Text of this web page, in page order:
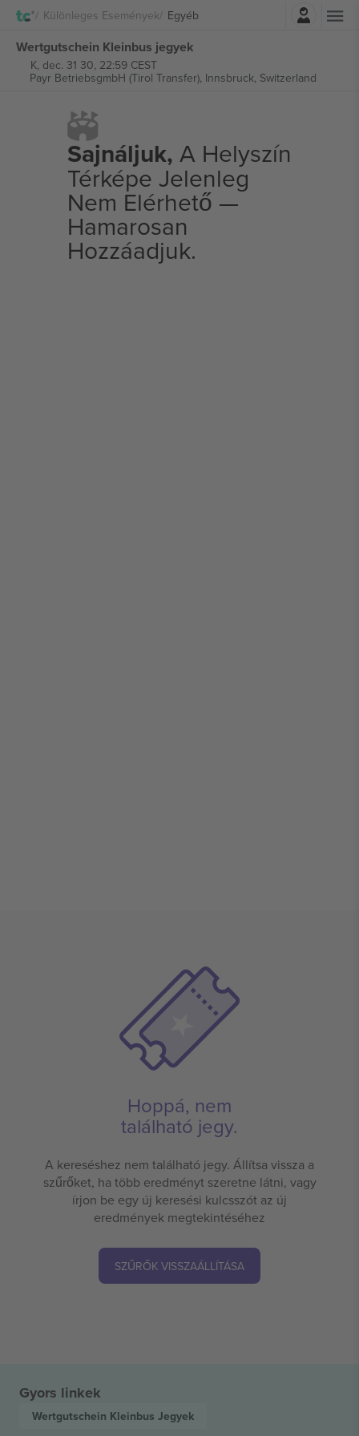
Különleges Események Egyéb
Wertgutschein Kleinbus jegyek
K, dec. 31 30, 22:59 CEST
Payr BetriebsgmbH (Tirol Transfer), Innsbruck, Switzerland
Sajnáljuk, A Helyszín
Térképe Jelenleg
Nem Elérhető —
Hamarosan
Hozzáadjuk.
Hoppá, nem
található jegy.
A kereséshez nem található jegy. Állítsa vissza a
szűrőket, ha több eredményt szeretne látni, vagy
írjon be egy új keresési kulcsszót az új
eredmények megtekintéséhez
SZŰRŐK VISSZAÁLLÍTÁSA
Gyors linkek
Wertgutschein Kleinbus Jegyek